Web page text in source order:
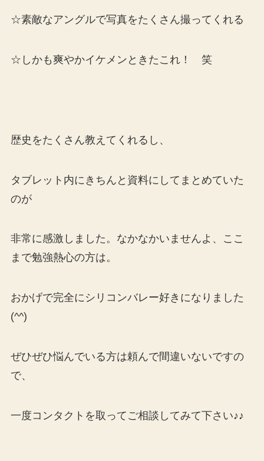
☆素敵なアングルで写真をたくさん撮ってくれる
☆しかも爽やかイケメンときたこれ！ 笑
歴史をたくさん教えてくれるし、
タブレット内にきちんと資料にしてまとめていた
のが
非常に感激しました。なかなかいませんよ、ここ
まで勉強熱心の方は。
おかげで完全にシリコンバレー好きになりました
(^^)
ぜひぜひ悩んでいる方は頼んで間違いないですの
で、
一度コンタクトを取ってご相談してみて下さい♪♪